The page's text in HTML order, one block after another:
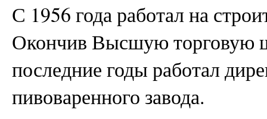
С 1956 года работал на
Окончив Высшую торговую
последние годы работал
пивоваренного завода.